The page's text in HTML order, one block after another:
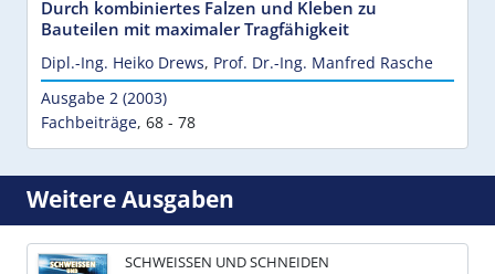
Durch kombiniertes Falzen und Kleben zu
Bauteilen mit maximaler Tragfähigkeit
Dipl.-Ing. Heiko Drews, Prof. Dr.-Ing. Manfred Rasche
Ausgabe 2 (2003)
Fachbeiträge, 68 - 78
Weitere Ausgaben
SCHWEISSEN UND SCHNEIDEN